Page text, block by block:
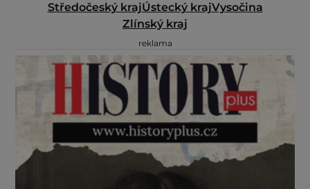
Středočeský krajÚstecký krajVysočina
Zlínský kraj
reklama